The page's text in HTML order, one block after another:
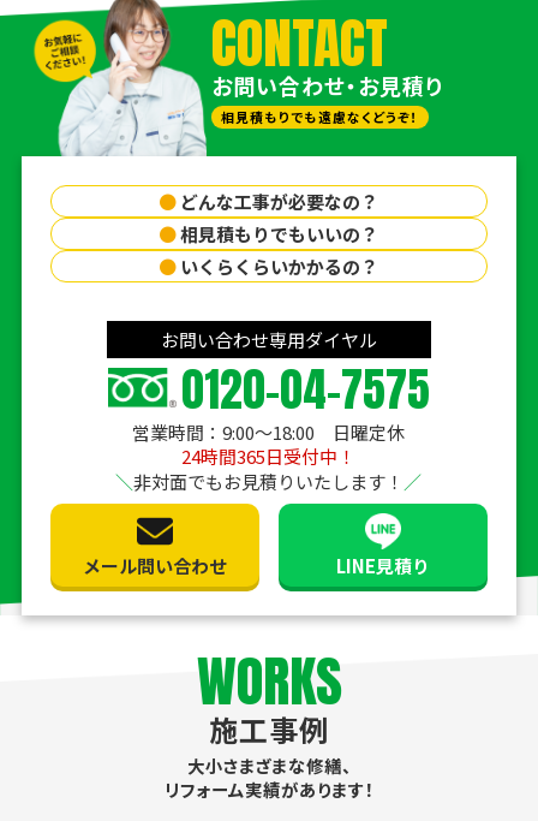
CONTACT
お問い合わせ・お見積り
相見積もりでも遠慮なくどうぞ！
● どんな工事が必要なの？
●相見積もりでもいいの？
● いくらくらいかかるの？
お問い合わせ専用ダイヤル
0120-04-7575
営業時間：9:00〜18:00 日曜定休
24時間365日受付中！
非対面でもお見積りいたします！
メール問い合わせ LINE見積り
WORKS
施工事例
大小さまざまな修繕、
リフォーム実績があります！